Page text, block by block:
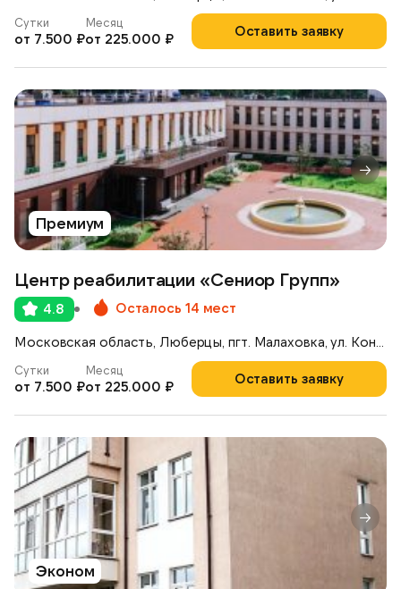
Оставить заявку
Сутки
от 7.500 ₽
Месяц
от 225.000 ₽
Премиум
Центр реабилитации «Сениор Групп»
4.8 Осталось 14 мест
Оставить заявку
Сутки
от 7.500 ₽
Месяц
от 225.000 ₽
Эконом